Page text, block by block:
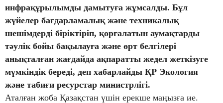
инфрақұрылымды дамытуға жұмсалды. Бұл
жүйелер бағдарламалық және техникалық
шешімдерді біріктіріп, қорғалатын аумақтарды
тәулік бойы бақылауға және өрт белгілері
анықталған жағдайда ақпаратты жедел жеткізуге
мүмкіндік береді, деп хабарлайды ҚР Экология
және табиғи ресурстар министрлігі.
Аталған жоба Қазақстан үшін ерекше маңызға ие.